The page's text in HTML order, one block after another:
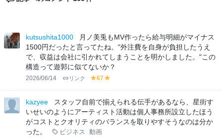
kutsushita1000
月ノ美兎もMV作ったら給与明細がマイナス
1500円だったと言ってたね。"外注費を自身が負担したうえ
で、収益は会社に引かれてしまうことを明かしました。"この
構造って遊郭に似てないか？
2026/06/14 リンク
y
lo
w
67
lo
w
kazyee
スタッフ自前で揃えられる伝手があるなら、星街す
いせいのようにアーティスト活動は個人事務所設立したほう
がコストとクオリティのバランスを取りやすそうなのは分か
った。
ビジネス 動画